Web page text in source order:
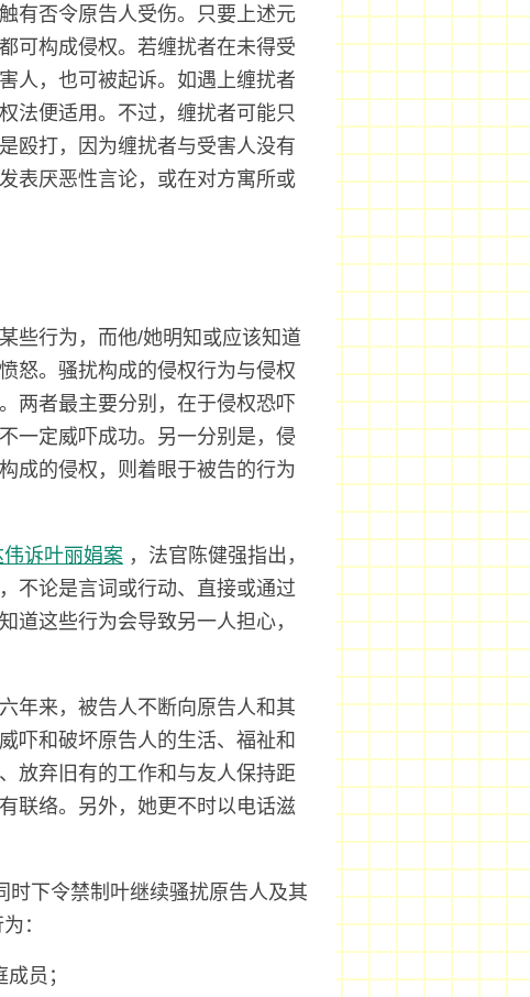
有否令原告人受伤。只要上述元
可构成侵权。若缠扰者在未得受
人，也可被起诉。如遇上缠扰者
法便适用。不过，缠扰者可能只
殴打，因为缠扰者与受害人没有
表厌恶性言论，或在对方寓所或
些行为，而他/她明知或应该知道
怒。骚扰构成的侵权行为与侵权
两者最主要分别，在于侵权恐吓
一定威吓成功。另一分别是，侵
成的侵权，则着眼于被告的行为
诉叶丽娟案 ，法官陈健强指出，
不论是言词或行动、直接或通过
道这些行为会导致另一人担心，
年来，被告人不断向原告人和其
吓和破坏原告人的生活、福祉和
放弃旧有的工作和与友人保持距
联络。另外，她更不时以电话滋
时下令禁制叶继续骚扰原告人及其
：
员；